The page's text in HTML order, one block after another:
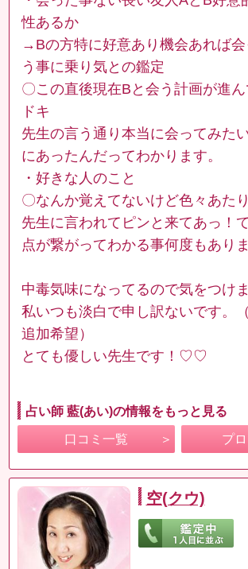
性あるか
→Bの方特に好意あり機会あれば
う事に乗り気との鑑定
〇この直後現在Bと会う計画が進
ドキ
先生の言う通り本当に会ってみた
にあったんだってわかります。
・好きな人のこと
〇なんか覚えてないけど色々あたり
先生に言われてピンと来てあっ！
点が繋がってわかる事何度もありま
中毒気味になってるので気をつけ
私いつも淡白で申し訳ないです。
追加希望）
とても優しい先生です！♡♡
占い師 藍(あい)の情報をもっと見る
口コミ一覧 プ
空(クウ)